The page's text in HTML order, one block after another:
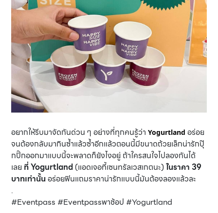
อยากให้รีบมาจัดกันด่วน ๆ อย่างที่ทุกคนรู้ว่า Yogurtland อร่อย
จนต้องกลับมากินซ้ำแล้วซ้ำอีกแล้วตอนนี้มีขนาดถ้วยเล็กน่ารักปุ๊
กปิ๊กออกมาแบบนี้จะพลาดก็ยังไงอยู่ ถ้าใครสนใจไปลองกันได้
เลย ที่ Yogurtland(แอดเจอที้เซนทรัลเวสเกตนะ)ในราคา 39
บาทเท่านั้น อร่อยฟินแถมราคาน่ารักแบบนี้มันต้องลองแล้วละ
.
#Eventpass #Eventpassพาช้อป #Yogurtland